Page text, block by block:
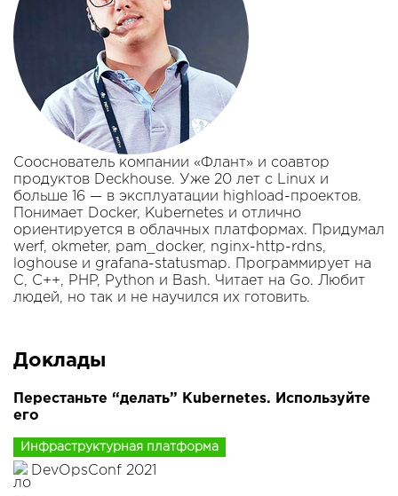
Сооснователь компании «Флант» и соавтор
продуктов Deckhouse. Уже 20 лет с Linux и
больше 16 — в эксплуатации highload-проектов.
Понимает Docker, Kubernetes и отлично
ориентируется в облачных платформах. Придумал
werf, okmeter, pam_docker, nginx-http-rdns,
loghouse и grafana-statusmap. Программирует на
C, С++, PHP, Python и Bash. Читает на Go. Любит
людей, но так и не научился их готовить.
Доклады
Перестаньте “делать” Kubernetes. Используйте
его
Инфраструктурная платформа
DevOpsConf 2021